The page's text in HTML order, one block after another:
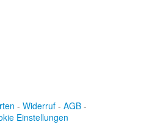
- Widerruf - AGB -
Einstellungen